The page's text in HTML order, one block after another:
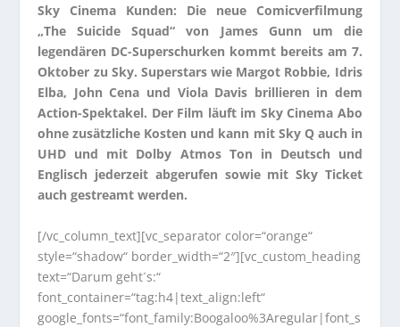
Sky Cinema Kunden: Die neue Comicverfilmung
„The Suicide Squad“ von James Gunn um die
legendären DC-Superschurken kommt bereits am 7.
Oktober zu Sky. Superstars wie Margot Robbie, Idris
Elba, John Cena und Viola Davis brillieren in dem
Action-Spektakel. Der Film läuft im Sky Cinema Abo
ohne zusätzliche Kosten und kann mit Sky Q auch in
UHD und mit Dolby Atmos Ton in Deutsch und
Englisch jederzeit abgerufen sowie mit Sky Ticket
auch gestreamt werden.
[/vc_column_text][vc_separator color=“orange“
style=“shadow“ border_width=“2″][vc_custom_heading
text=“Darum geht´s:“
font_container=“tag:h4|text_align:left“
google_fonts=“font_family:Boogaloo%3Aregular|font_s